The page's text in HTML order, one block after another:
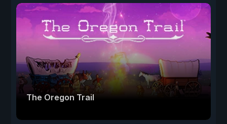
The Oregon Trail